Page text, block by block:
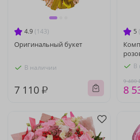
4.9 (143)
Оригинальный букет
В наличии
7 110 ₽
5
В
9 480
8